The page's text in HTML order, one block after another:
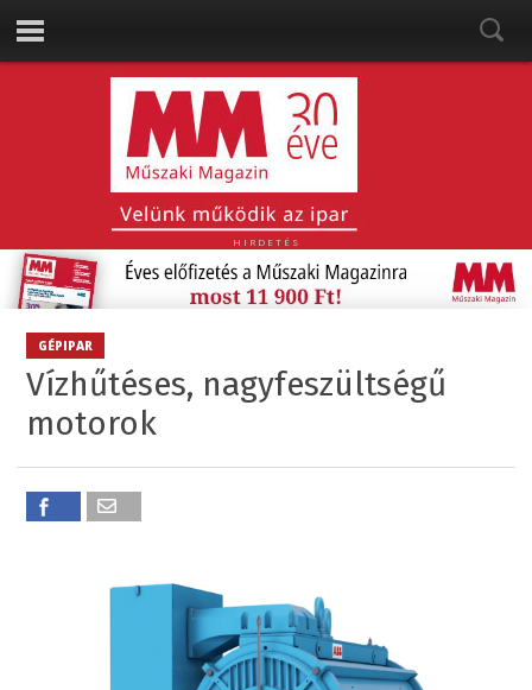
HIRDETÉS
GÉPIPAR
Vízhűtéses, nagyfeszültségű
motorok